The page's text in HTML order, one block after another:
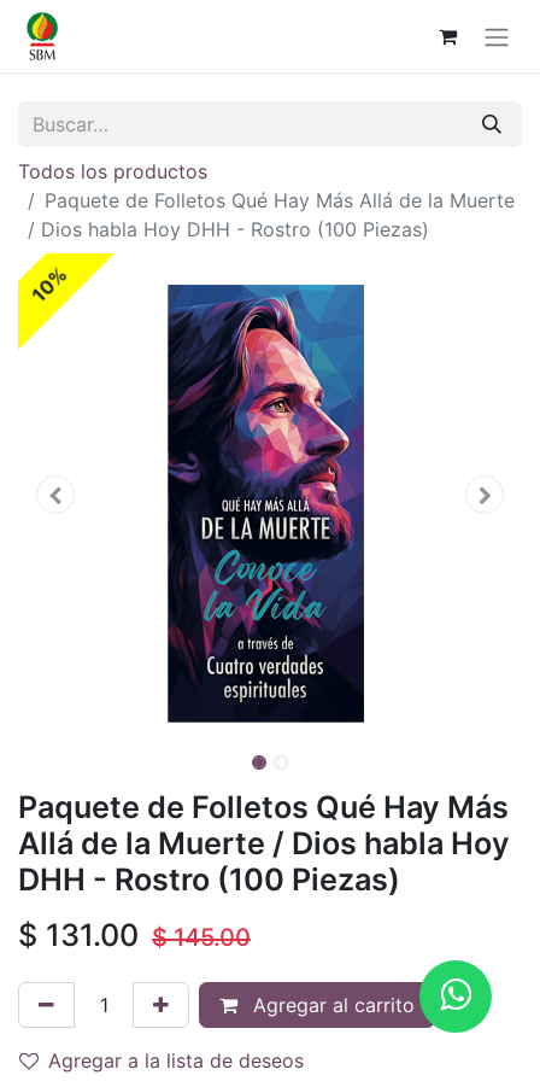
Todos los productos
Paquete de Folletos Qué Hay Más Allá de la Muerte
/ Dios habla Hoy DHH - Rostro (100 Piezas)
10%
Paquete de Folletos Qué Hay Más
Allá de la Muerte / Dios habla Hoy
DHH - Rostro (100 Piezas)
$ 131.00 $145.00
Agregar al carrito
Agregar a la lista de deseos